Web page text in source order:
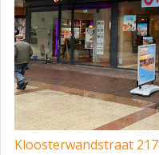
Kloosterwandstraat 217